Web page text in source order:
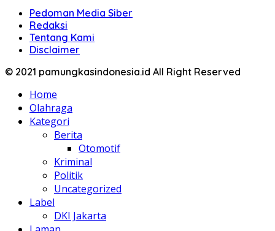
Pedoman Media Siber
Redaksi
Tentang Kami
Disclaimer
© 2021 pamungkasindonesia.id All Right Reserved
Home
Olahraga
Kategori
Berita
Otomotif
Kriminal
Politik
Uncategorized
Label
DKI Jakarta